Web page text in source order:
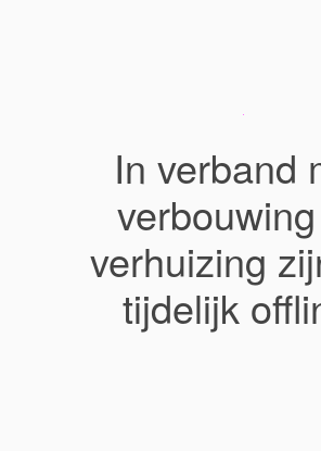
In verband
verhuizing
tijdelijk